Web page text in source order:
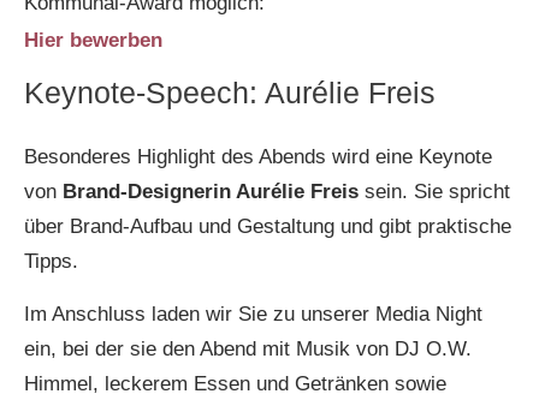
Hier bewerben
Keynote-Speech: Aurélie Freis
Besonderes Highlight des Abends wird eine Keynote
von Brand-Designerin Aurélie Freis sein. Sie spricht
über Brand-Aufbau und Gestaltung und gibt praktische
Tipps.
Im Anschluss laden wir Sie zu unserer Media Night
ein, bei der sie den Abend mit Musik von DJ O.W.
Himmel, leckerem Essen und Getränken sowie